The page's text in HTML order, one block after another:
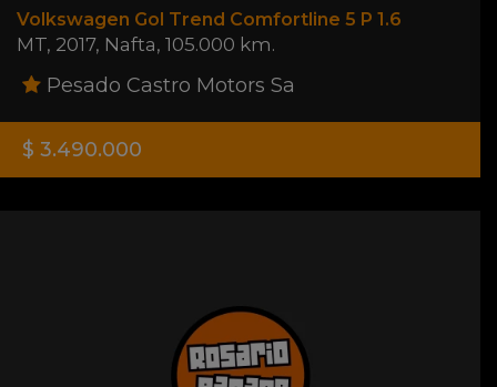
Volkswagen Gol Trend Comfortline 5 P 1.6
MT, 2017, Nafta, 105.000 km.
Pesado Castro Motors Sa
$ 3.490.000